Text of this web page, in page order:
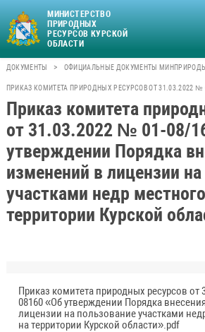
МИНИСТЕРСТВО
ПРИРОДНЫХ
РЕСУРСОВ КУРСКОЙ
ОБЛАСТИ
ДОКУМЕНТЫ > ОФИЦИАЛЬНЫЕ ДОКУМЕНТЫ
ПРИКАЗ КОМИТЕТА ПРИРОДНЫХ РЕСУРСОВ ОТ 31.03.2022
Приказ комитета
от 31.03.2022 № 01-08/
утверждении Порядка
изменений в лицензии
участками недр
территории Курской
Приказ комитета природных ресурсов от
08160 «Об утверждении Порядка
лицензии на пользование участками
на территории Курской области».pdf